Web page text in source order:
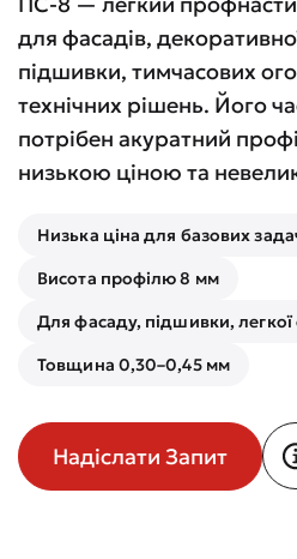
для фасадів,
підшивки, тимчасових
технічних рішень. Його
потрібен акуратний
низькою ціною та
Низька ціна для базових
Висота профілю 8 мм
Для фасаду, підшивки, легкої
Товщина 0,30–0,45 мм
Надіслати Запит